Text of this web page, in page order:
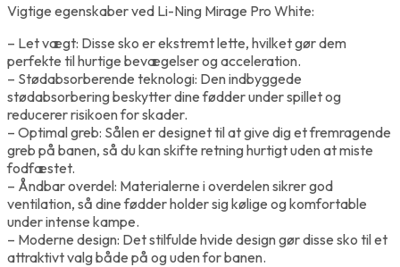
Vigtige egenskaber ved Li-Ning Mirage Pro White:
– Let vægt: Disse sko er ekstremt lette, hvilket gør dem
perfekte til hurtige bevægelser og acceleration.
– Stødabsorberende teknologi: Den indbyggede
stødabsorbering beskytter dine fødder under spillet og
reducerer risikoen for skader.
– Optimal greb: Sålen er designet til at give dig et fremragende
greb på banen, så du kan skifte retning hurtigt uden at miste
fodfæstet.
– Åndbar overdel: Materialerne i overdelen sikrer god
ventilation, så dine fødder holder sig kølige og komfortable
under intense kampe.
– Moderne design: Det stilfulde hvide design gør disse sko til et
attraktivt valg både på og uden for banen.